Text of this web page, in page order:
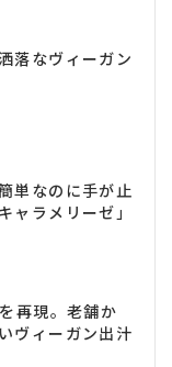
落なヴィーガン
単なのに手が止
ャラメリーゼ」
再現。老舗か
ヴィーガン出汁